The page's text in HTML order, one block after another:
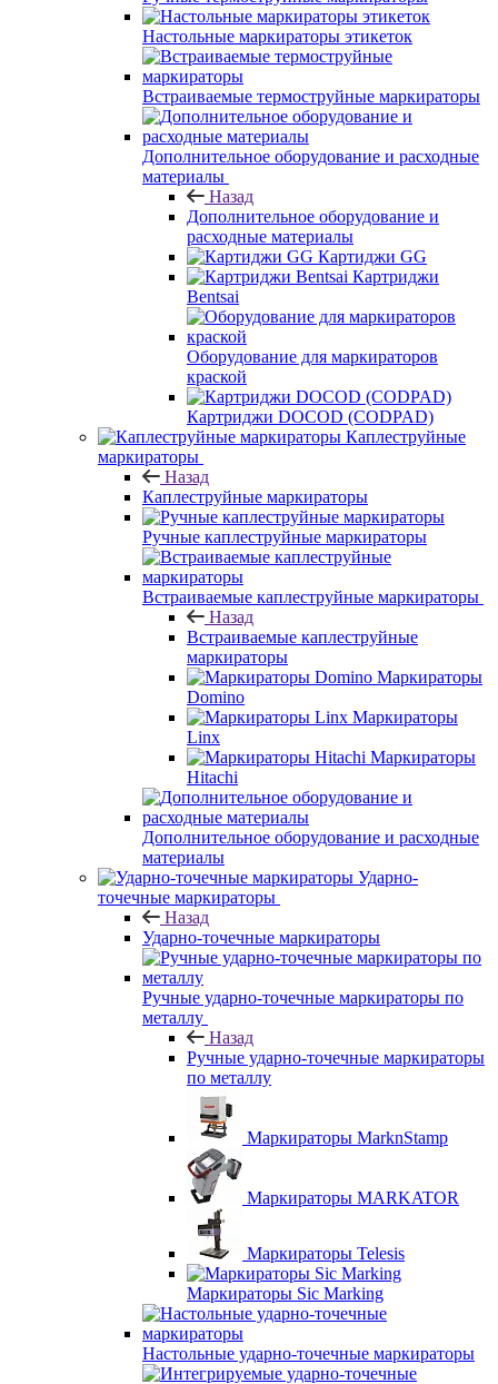
Настольные маркираторы этикеток
Встраиваемые термоструйные маркираторы
Дополнительное оборудование и расходные
материалы
Назад
Дополнительное оборудование и
расходные материалы
Картиджи GG
Картриджи
Bentsai
Оборудование для маркираторов
краской
Картриджи DOCOD (CODPAD)
Каплеструйные
маркираторы
Назад
Каплеструйные маркираторы
Ручные каплеструйные маркираторы
Встраиваемые каплеструйные маркираторы
Назад
Встраиваемые каплеструйные
маркираторы
Маркираторы
Domino
Маркираторы
Linx
Маркираторы
Hitachi
Дополнительное оборудование и расходные
материалы
Ударно-
точечные маркираторы
Назад
Ударно-точечные маркираторы
Ручные ударно-точечные маркираторы по
металлу
Назад
Ручные ударно-точечные маркираторы
по металлу
Маркираторы MarknStamp
Маркираторы MARKATOR
Маркираторы Telesis
Маркираторы Sic Marking
Настольные ударно-точечные маркираторы